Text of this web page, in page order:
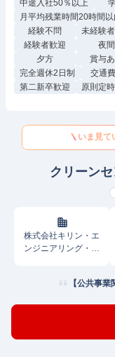
中途入社50％以上
月平均残業時間20時間以
経験不問
未経験
経験者歓迎
夜間
夕方
賞与あ
完全週休2日制
交通
第二新卒歓迎
原則定
いま見て
クリーン
株式会社キリン・エ
ンジニアリング・サ
【公共事